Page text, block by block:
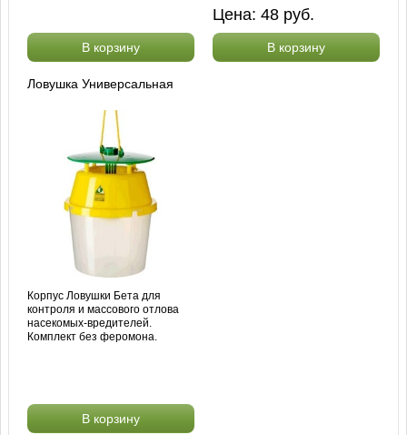
В корзину
Цена: 48 руб.
В корзину
Ловушка Универсальная
Корпус Ловушки Бета для
контроля и массового отлова
насекомых-вредителей.
Комплект без феромона.
В корзину